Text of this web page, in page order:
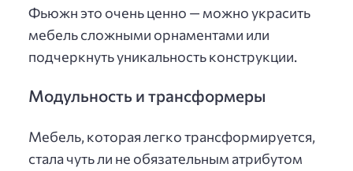
Фьюжн это очень ценно — можно украсить
мебель сложными орнаментами или
подчеркнуть уникальность конструкции.
Модульность и трансформеры
Мебель, которая легко трансформируется,
стала чуть ли не обязательным атрибутом